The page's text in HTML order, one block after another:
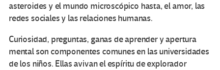
asteroides y el mundo microscópico hasta, el amor, las
redes sociales y las relaciones humanas.
Curiosidad, preguntas, ganas de aprender y apertura
mental son componentes comunes en las universidades
de los niños. Ellas avivan el espíritu de explorador